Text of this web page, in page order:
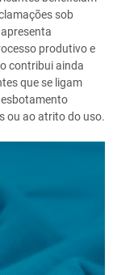
sob
produtivo e
contribui ainda
que se ligam
ou ao atrito do uso.